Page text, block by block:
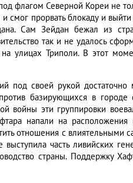
флагом Северной Кореи не
прорвать блокаду и
Сам Зейдан бежал из
так и не удалось
улицах Триполи. В этот
под своей рукой
базирующихся в городе
войны эти группировки
напали на расположения
отношения с влиятельными
часть ливийских
страны. Поддержку